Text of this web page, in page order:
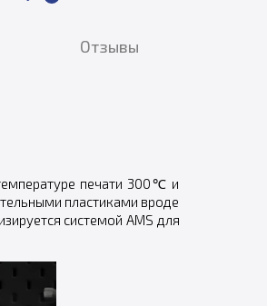
Отзывы
печати 300℃ и
пластиками вроде
системой AMS для